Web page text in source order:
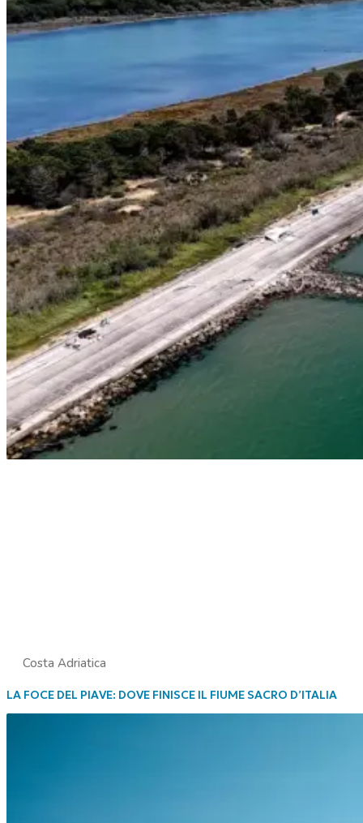
Costa Adriatica
LA FOCE DEL PIAVE: DOVE FINISCE IL FIUME SACRO D’ITALIA